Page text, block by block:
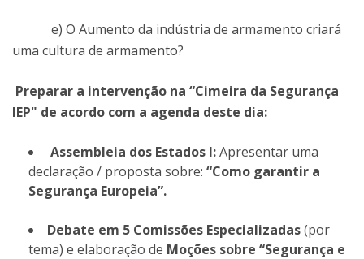
e) O Aumento da indústria de armamento criará
uma cultura de armamento?
​Preparar a intervenção na “Cimeira da Segurança
IEP" de acordo com a agenda deste dia:
Assembleia dos Estados I:Apresentar uma
declaração / proposta sobre: “Como garantir a
Segurança Europeia”.
Debate em 5 Comissões Especializadas(por
tema) e elaboração de Moções sobre “Segurança e